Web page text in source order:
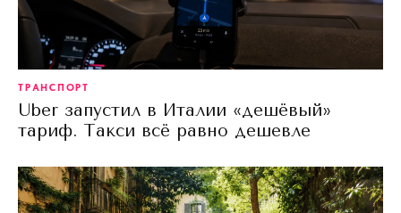
ТРАНСПОРТ
Uber запустил в Италии «дешёвый»
тариф. Такси всё равно дешевле